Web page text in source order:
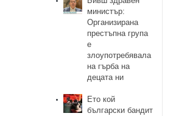
министър:
Организирана
престъпна група
е
злоупотребявала
на гърба на
децата ни
Ето кой
български бандит